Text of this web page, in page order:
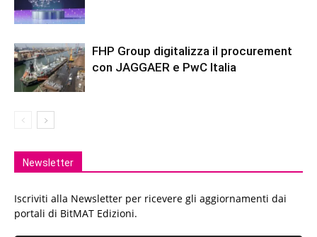
FHP Group digitalizza il procurement
con JAGGAER e PwC Italia
Newsletter
Iscriviti alla Newsletter per ricevere gli aggiornamenti dai
portali di BitMAT Edizioni.